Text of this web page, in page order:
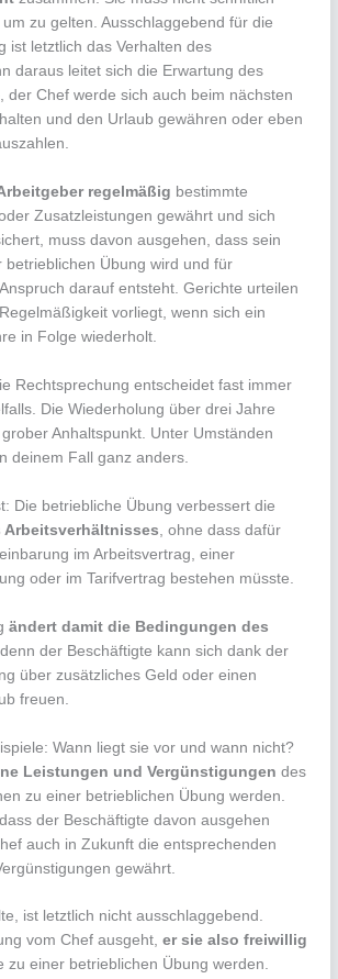
zu gelten. Ausschlaggebend für die
ist letztlich das Verhalten des
daraus leitet sich die Erwartung des
der Chef werde sich auch beim nächsten
und den Urlaub gewähren oder eben
regelmäßig bestimmte
Zusatzleistungen gewährt und sich
muss davon ausgehen, dass sein
betrieblichen Übung wird und für
darauf entsteht. Gerichte urteilen
vorliegt, wenn sich ein
in Folge wiederholt.
Rechtsprechung entscheidet fast immer
Die Wiederholung über drei Jahre
Anhaltspunkt. Unter Umständen
deinem Fall ganz anders.
Die betriebliche Übung verbessert die
Arbeitsverhältnisses , ohne dass dafür
im Arbeitsvertrag, einer
oder im Tarifvertrag bestehen müsste.
ändert damit die Bedingungen des
, denn der Beschäftigte kann sich dank der
über zusätzliches Geld oder einen
freuen.
Wann liegt sie vor und wann nicht?
Leistungen und Vergünstigungen des
zu einer betrieblichen Übung werden.
der Beschäftigte davon ausgehen
auch in Zukunft die entsprechenden
gewährt.
ist letztlich nicht ausschlaggebend.
vom Chef ausgeht,er sie also freiwillig
zu einer betrieblichen Übung werden.